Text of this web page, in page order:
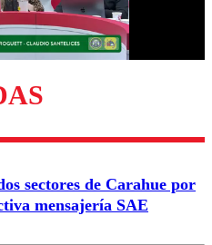
Enviar comentario
sectores de Carahue por
mensajería SAE